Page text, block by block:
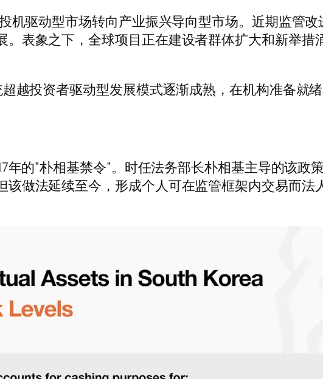
机驱动型市场转向产业振兴导向型市场。近期监管
表象之下，全球项目正在建设者群体扩大和新举措
越投资者驱动型发展模式逐渐成熟，在机构准备就
的”朴相基禁令”。时任法务部长朴相基主导的该政
做法延续至今，形成个人可在监管框架内交易而法